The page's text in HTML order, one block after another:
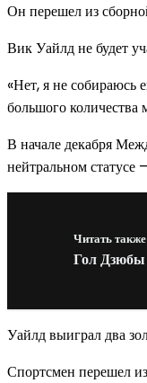
Он перешел из
Вик Уайлд не будет
«Нет, я не собираюсь
большого количества
В начале декабря
нейтральном статусе
Читать
Гол Дзюбы
Уайлд выиграл два
Спортсмен перешел